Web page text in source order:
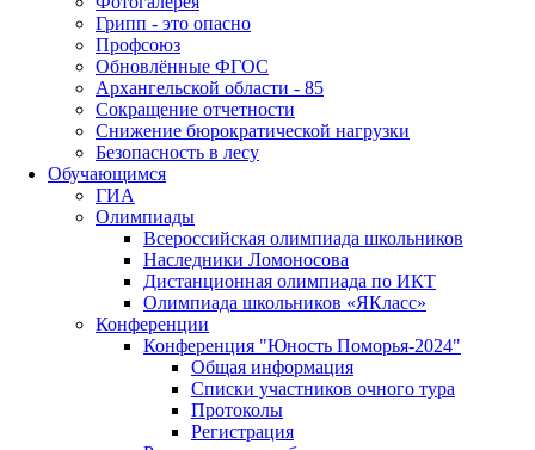
Грипп - это опасно
Профсоюз
Обновлённые ФГОС
Архангельской области - 85
Сокращение отчетности
Снижение бюрократической нагрузки
Безопасность в лесу
Обучающимся
ГИА
Олимпиады
Всероссийская олимпиада школьников
Наследники Ломоносова
Дистанционная олимпиада по ИКТ
Олимпиада школьников «ЯКласс»
Конференции
Конференция "Юность Поморья-2024"
Общая информация
Списки участников очного тура
Протоколы
Регистрация